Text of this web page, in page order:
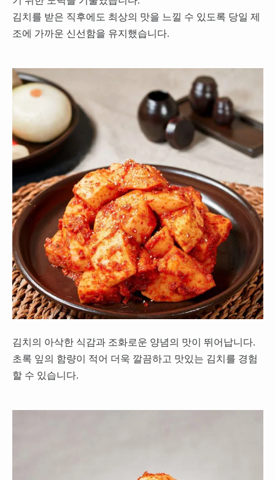
김치를 받은 직후에도 최상의 맛을 느낄 수 있도록 당일 제
조에 가까운 신선함을 유지했습니다.
김치의 아삭한 식감과 조화로운 양념의 맛이 뛰어납니다.
초록 잎의 함량이 적어 더욱 깔끔하고 맛있는 김치를 경험
할 수 있습니다.